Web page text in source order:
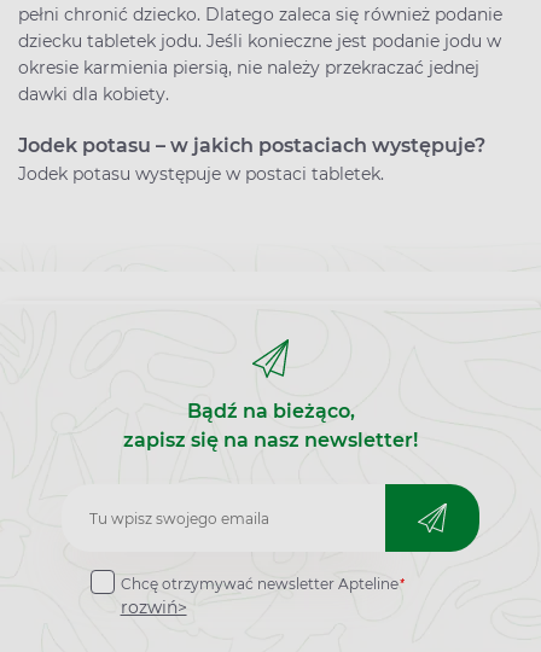
pełni chronić dziecko. Dlatego zaleca się również podanie
dziecku tabletek jodu. Jeśli konieczne jest podanie jodu w
okresie karmienia piersią, nie należy przekraczać jednej
dawki dla kobiety.
Jodek potasu – w jakich postaciach występuje?
Jodek potasu występuje w postaci tabletek.
Bądź na bieżąco,
zapisz się na nasz newsletter!
Zapisz
do
newslettera
Chcę otrzymywać newsletter Apteline*
rozwiń>